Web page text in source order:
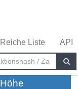
Reiche Liste API
Höhe